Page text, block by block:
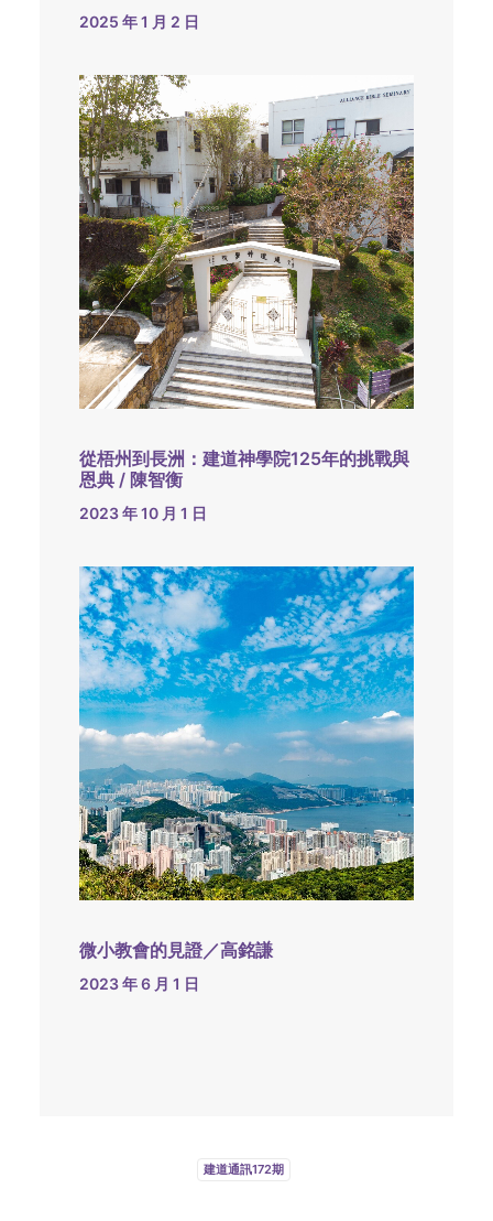
2025 年 1 月 2 日
從梧州到長洲：建道神學院125年的挑戰與
恩典 / 陳智衡
2023 年 10 月 1 日
微小教會的見證／高銘謙
2023 年 6 月 1 日
建道通訊172期